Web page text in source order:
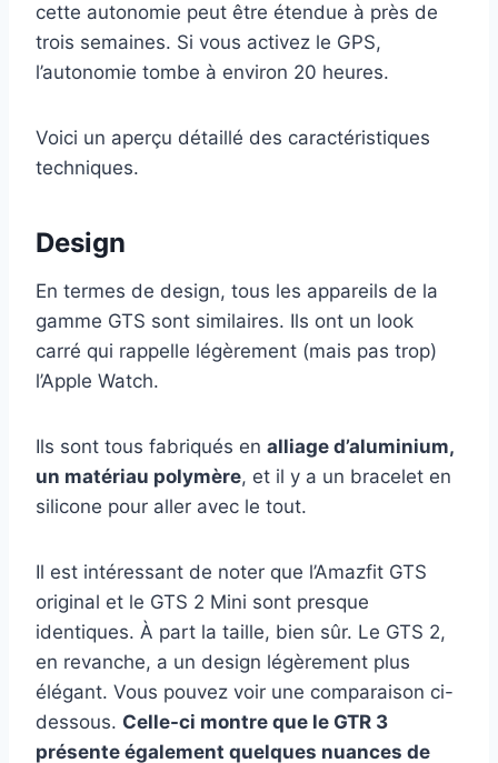
cette autonomie peut être étendue à près de
trois semaines. Si vous activez le GPS,
l’autonomie tombe à environ 20 heures.
Voici un aperçu détaillé des caractéristiques
techniques.
Design
En termes de design, tous les appareils de la
gamme GTS sont similaires. Ils ont un look
carré qui rappelle légèrement (mais pas trop)
l’Apple Watch.
Ils sont tous fabriqués en alliage d’aluminium,
un matériau polymère, et il y a un bracelet en
silicone pour aller avec le tout.
Il est intéressant de noter que l’Amazfit GTS
original et le GTS 2 Mini sont presque
identiques. À part la taille, bien sûr. Le GTS 2,
en revanche, a un design légèrement plus
élégant. Vous pouvez voir une comparaison ci-
dessous. Celle-ci montre que le GTR 3
présente également quelques nuances de